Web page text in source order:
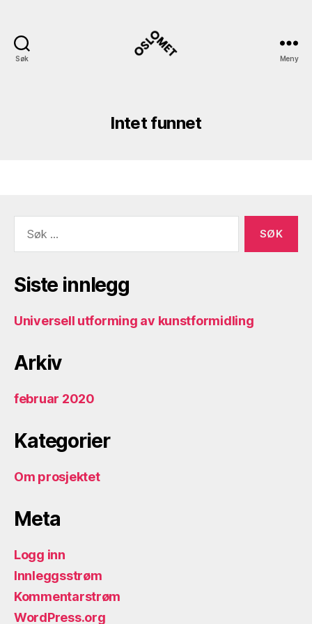
Søk Meny
Intet funnet
etter:
Siste innlegg
Universell utforming av kunstformidling
Arkiv
februar 2020
Kategorier
Om prosjektet
Meta
Logg inn
Innleggsstrøm
Kommentarstrøm
WordPress.org